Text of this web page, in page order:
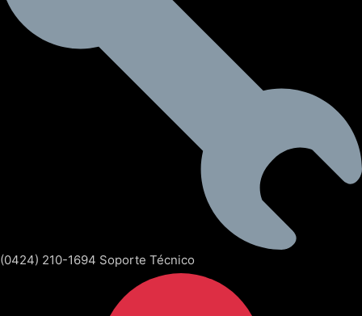
(0424) 210-1694 Soporte Técnico